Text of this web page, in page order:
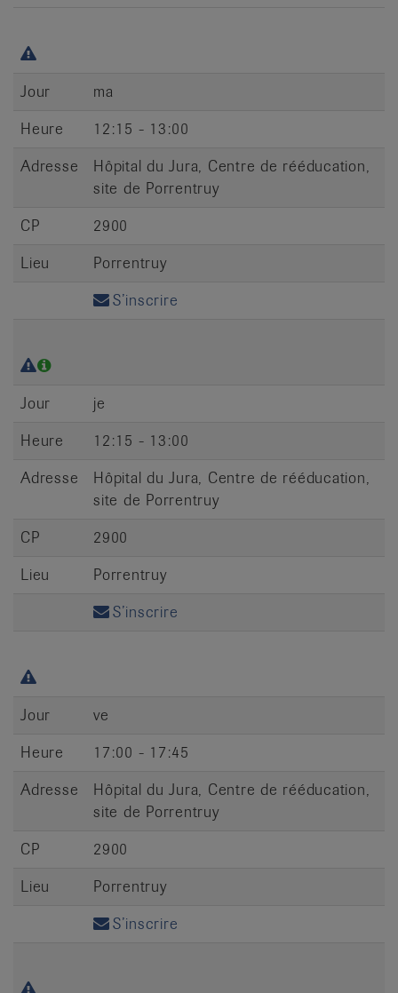
Jour
ma
Heure
12:15 - 13:00
Adresse
Hôpital du Jura, Centre de rééducation,
site de Porrentruy
CP
2900
Lieu
Porrentruy
S’inscrire
Jour
je
Heure
12:15 - 13:00
Adresse
Hôpital du Jura, Centre de rééducation,
site de Porrentruy
CP
2900
Lieu
Porrentruy
S’inscrire
Jour
ve
Heure
17:00 - 17:45
Adresse
Hôpital du Jura, Centre de rééducation,
site de Porrentruy
CP
2900
Lieu
Porrentruy
S’inscrire